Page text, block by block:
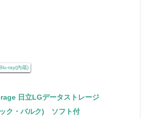
ray(内蔵)
日立LGデータストレージ
ク・バルク) ソフト付